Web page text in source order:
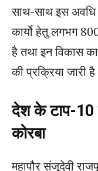
साथ-साथ इस अवधि
कार्यो हेतु लगभग
है तथा इन विकास
की प्रक्रिया जारी
देश के टाप-10
कोरबा
महापौर संजूदेवी